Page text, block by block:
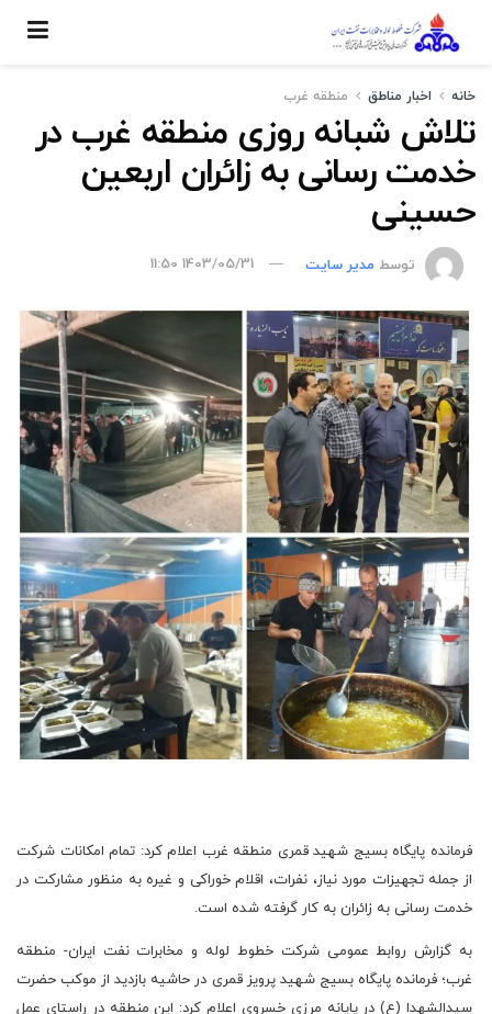
خانه اخبار مناطق منطقه غرب
تلاش شبانه روزی منطقه غرب در
خدمت رسانی به زائران اربعین
حسینی
توسط مدیر سایت 1403/05/31 11:50
فرمانده پایگاه بسیج شهید قمری منطقه غرب اعلام کرد: تمام امکانات شرکت
از جمله تجهیزات مورد نیاز، نفرات، اقلام خوراکی و غیره به منظور مشارکت در
خدمت رسانی به زائران به کار گرفته شده است.
به گزارش روابط عمومی شرکت خطوط لوله و مخابرات نفت ایران- منطقه
غرب؛ فرمانده پایگاه بسیج شهید پرویز قمری در حاشیه بازدید از موکب حضرت
سیدالشهدا (ع) در پایانه مرزی خسروی اعلام کرد: این منطقه در راستای عمل